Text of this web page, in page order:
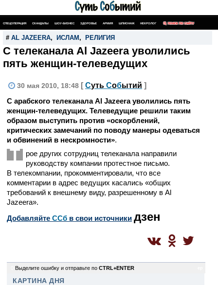
СПЕЦОПЕРАЦИЯ СКАНДАЛЫ ШОУ-БИЗНЕС ЗДОРОВЬЕ АРМИЯ ШПИОНАЖ НЕКРОЛОГ ПОИСК ПО САЙТУ
# AL JAZEERA, ИСЛАМ , РЕЛИГИЯ
С телеканала Al Jazeera уволились
пять женщин-телеведущих
30 мая 2010, 18:48 [ Суть Событий ]
С арабского телеканала Al Jazeera уволились пять
женщин-телеведущих. Телеведущие решили таким
образом выступить против «оскорблений,
критических замечаний по поводу манеры одеваться
и обвинений в нескромности».
Т
рое других сотрудниц телеканала направили
руководству компании протестное письмо.
В телекомпании, прокомментировали, что все
комментарии в адрес ведущих касались «общих
требований к внешнему виду, разрешенному в Al
Jazeera».
Добавляйте CСб в свои источники дзен
Выделите ошибку и отправьте по CTRL+ENTER
КАРТИНА ДНЯ